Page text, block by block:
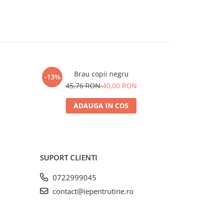
-13%
Brau copii negru
45,76 RON40,00 RON
ADAUGA IN COS
SUPORT CLIENTI
0722999045
contact@iepentrutine.ro